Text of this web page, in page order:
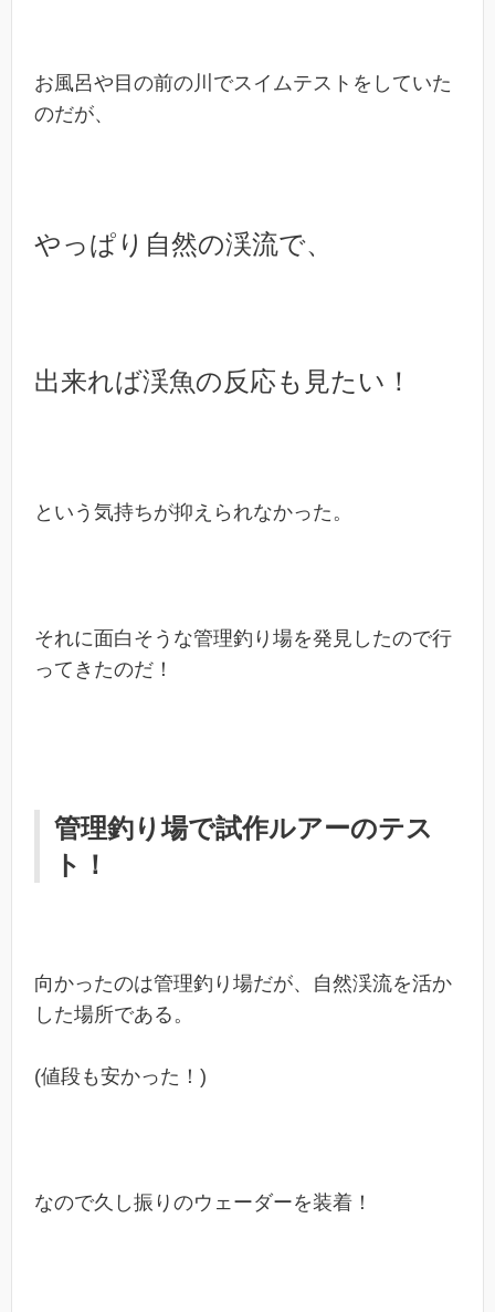
お風呂や目の前の川でスイムテストをしていた
のだが、
やっぱり自然の渓流で、
出来れば渓魚の反応も見たい！
という気持ちが抑えられなかった。
それに面白そうな管理釣り場を発見したので行
ってきたのだ！
管理釣り場で試作ルアーのテス
ト！
向かったのは管理釣り場だが、自然渓流を活か
した場所である。
(値段も安かった！)
なので久し振りのウェーダーを装着！